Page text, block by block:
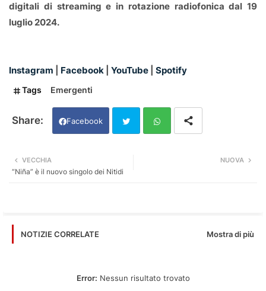
digitali di streaming e in rotazione radiofonica dal 19
luglio 2024.
Instagram Facebook YouTube Spotify
Tags Emergenti
Facebook
tter
NUOVA
VECCHIA
“Niña” è il nuovo singolo dei Nitidi
NOTIZIE CORRELATE Mostra di più
Error: Nessun risultato trovato